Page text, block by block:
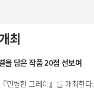
최
을 담은 작품 20점 선보여
민병헌 그레이』를 개최한다.